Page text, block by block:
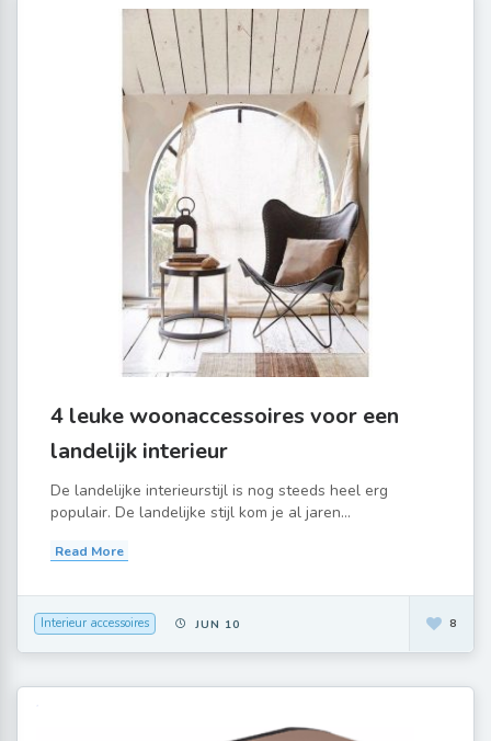
4 leuke woonaccessoires voor een
landelijk interieur
De landelijke interieurstijl is nog steeds heel erg
populair. De landelijke stijl kom je al jaren...
Read More
Interieur accessoires JUN 10 8